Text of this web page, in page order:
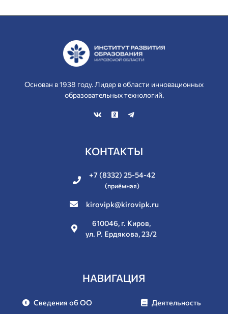
Основан в 1938 году. Лидер в области инновационных
образовательных технологий.
КОНТАКТЫ
+7 (8332) 25-54-42
(приёмная)
kirovipk@kirovipk.ru
610046, г. Киров,
ул. Р. Ердякова, 23/2
НАВИГАЦИЯ
Сведения об ОО
Деятельность